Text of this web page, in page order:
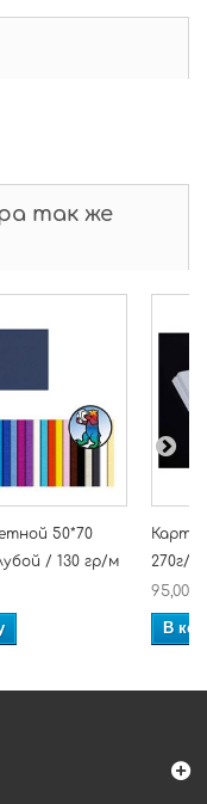
так же
50*70
/ 130 гр/м
270г/м
95,00
В